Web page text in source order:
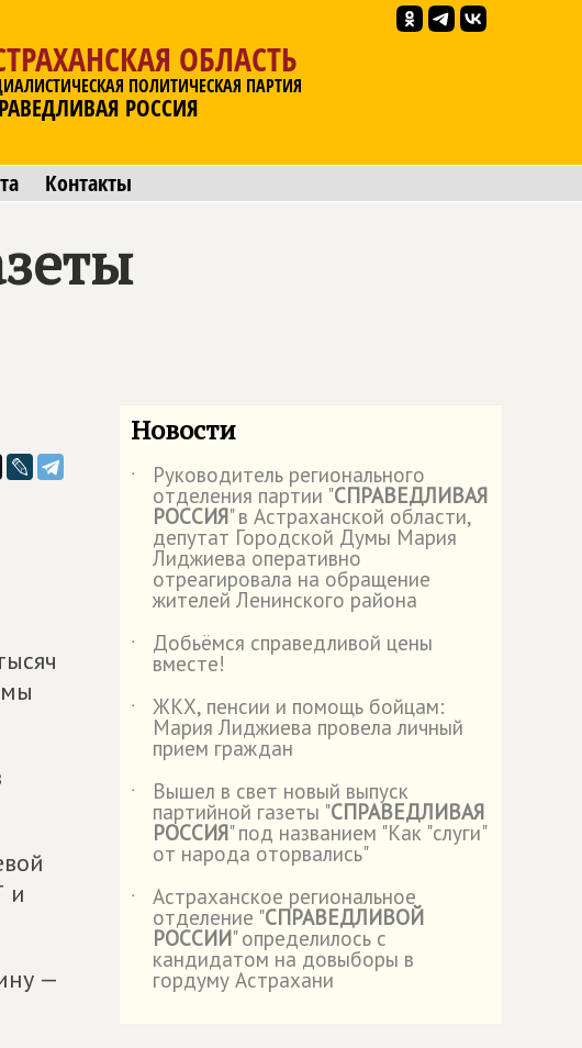
ОБЛАСТЬ
ПОЛИТИЧЕСКАЯ ПАРТИЯ
РОССИЯ
Контакты
и
—
Новости
˙ Руководитель регионального
отделения партии "СПРАВЕДЛИВАЯ
РОССИЯ" в Астраханской области,
депутат Городской Думы Мария
Лиджиева оперативно
отреагировала на обращение
жителей Ленинского района
˙
Добьёмся справедливой цены
вместе!
˙
ЖКХ, пенсии и помощь бойцам:
Мария Лиджиева провела личный
прием граждан
˙
Вышел в свет новый выпуск
партийной газеты "СПРАВЕДЛИВАЯ
РОССИЯ" под названием "Как "слуги"
от народа оторвались"
˙
Астраханское региональное
отделение "СПРАВЕДЛИВОЙ
РОССИИ" определилось с
кандидатом на довыборы в
гордуму Астрахани